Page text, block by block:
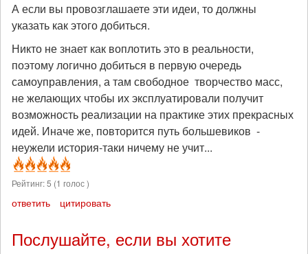
А если вы провозглашаете эти идеи, то должны
указать как этого добиться.
Никто не знает как воплотить это в реальности,
поэтому логично добиться в первую очередь
самоуправления, а там свободное творчество масс,
не желающих чтобы их эксплуатировали получит
возможность реализации на практике этих прекрасных
идей. Иначе же, повторится путь большевиков -
неужели история-таки ничему не учит...
Рейтинг:5 (1 голос )
ответить цитировать
Послушайте, если вы хотите